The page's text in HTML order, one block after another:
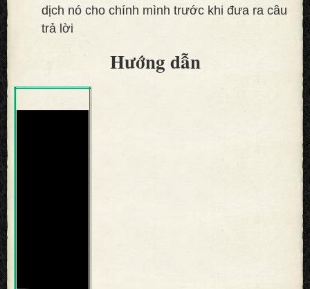
dịch nó cho chính mình trước khi đưa ra câu
trả lời
Hướng dẫn